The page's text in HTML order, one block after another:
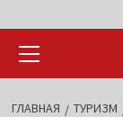
меню
ГЛАВНАЯ ТУРИЗМ